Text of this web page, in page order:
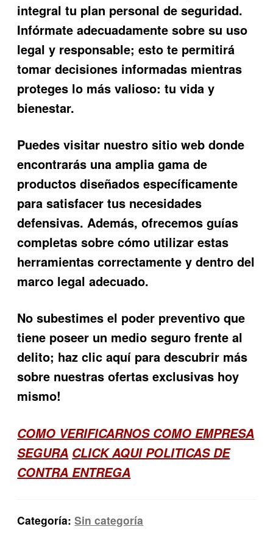
integral tu plan personal de seguridad.
Infórmate adecuadamente sobre su uso
legal y responsable; esto te permitirá
tomar decisiones informadas mientras
proteges lo más valioso: tu vida y
bienestar.
Puedes visitar nuestro sitio web donde
encontrarás una amplia gama de
productos diseñados específicamente
para satisfacer tus necesidades
defensivas. Además, ofrecemos guías
completas sobre cómo utilizar estas
herramientas correctamente y dentro del
marco legal adecuado.
No subestimes el poder preventivo que
tiene poseer un medio seguro frente al
delito; haz clic aquí para descubrir más
sobre nuestras ofertas exclusivas hoy
mismo!
COMO VERIFICARNOS COMO EMPRESA
SEGURA CLICK AQUI POLITICAS DE
CONTRA ENTREGA
Categoría:Sin categoría